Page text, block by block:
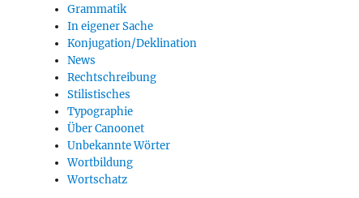
Grammatik
In eigener Sache
Konjugation/Deklination
News
Rechtschreibung
Stilistisches
Typographie
Über Canoonet
Unbekannte Wörter
Wortbildung
Wortschatz